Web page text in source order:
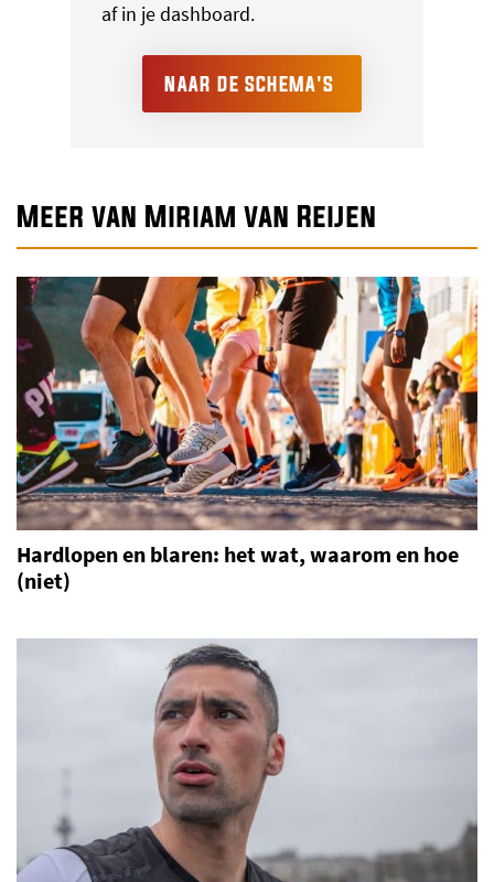
af in je dashboard.
NAAR DE SCHEMA'S
Meer van Miriam van Reijen
Hardlopen en blaren: het wat, waarom en hoe
(niet)